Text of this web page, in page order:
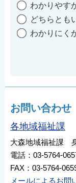
わかりやす
どちらとも
わかりにく
お問い合わ
各地域福祉課
大森地域福祉課
電話：03-5764-
FAX：03-5764-
メールによるお問